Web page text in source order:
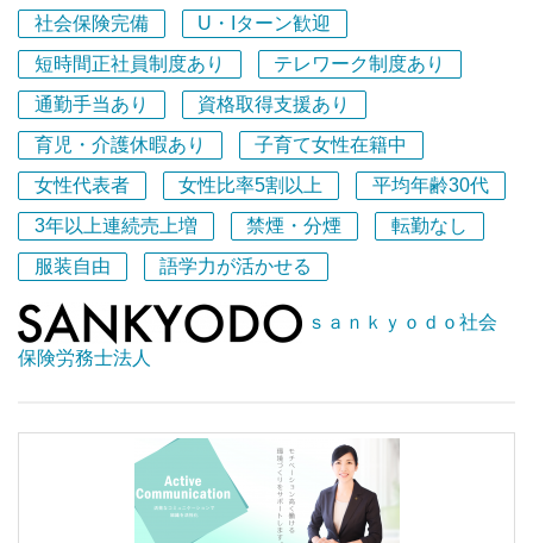
（事務所スタッフに対して）
・生活の安定・働きがい・仕事と生活の調和を追求しま
す。
・成長の機会を提供します。
・心理的安全性のある職場を保障します。
■社会保険労務士法人化へ
組織力を強化し、経営理念を未来へ残しつつ、地域へ貢献
していくため社会保険労務士法人化を目指しています。
社会保険労務士法人設立メンバーの１人として、社員（会
社の取締役）を担うことも可能です。ぜひ所長の右腕とし
て一緒に社会保険労務士法人を目指しましょう！
日ノー残業デー）そのため、長い時間働いて残業代を多く
もらいたい（たくさん稼ぎたい）という方には向きませ
・スタッフへの営業ノルマは一切ありません。そのため、
今後も成長の歩みを止めずに、スペシャリストとして誰も
が成長できる環境づくりとお客様への貢献を目指していき
たいと考えています。
弊社には魅力的な体制・制度や働きやすい環境がございま
す。
その一部を下記にてご紹介いたします。
①テレワーク推進制度
テレワーク勤務制度を導入しており、女性・男性関係な
く、全社員にテレワーク勤務を実施してもらっています。
②研修・育成制度
社時の社内研修や定例研修、調書・レビュー体制など育成
に力を入れており、未経験でも全く問題なくスタートする
ことができます。
社会保険完備
U・Iターン歓迎
短時間正社員制度あり
テレワーク制度あり
通勤手当あり
資格取得支援あり
育児・介護休暇あり
子育て女性在籍中
女性代表者
女性比率5割以上
平均年齢30代
3年以上連続売上増
禁煙・分煙
転勤なし
服装自由
語学力が活かせる
ｓａｎｋｙｏｄｏ社会
保険労務士法人